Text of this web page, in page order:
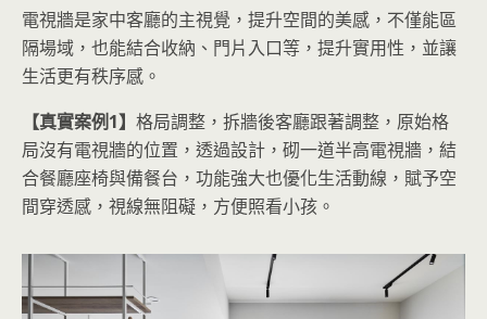
電視牆是家中客廳的主視覺，提升空間的美感，不僅能區
隔場域，也能結合收納、門片入口等，提升實用性，並讓
生活更有秩序感。
【真實案例1】 格局調整，拆牆後客廳跟著調整，原始格
局沒有電視牆的位置，透過設計，砌一道半高電視牆，結
合餐廳座椅與備餐台，功能強大也優化生活動線，賦予空
間穿透感，視線無阻礙，方便照看小孩。